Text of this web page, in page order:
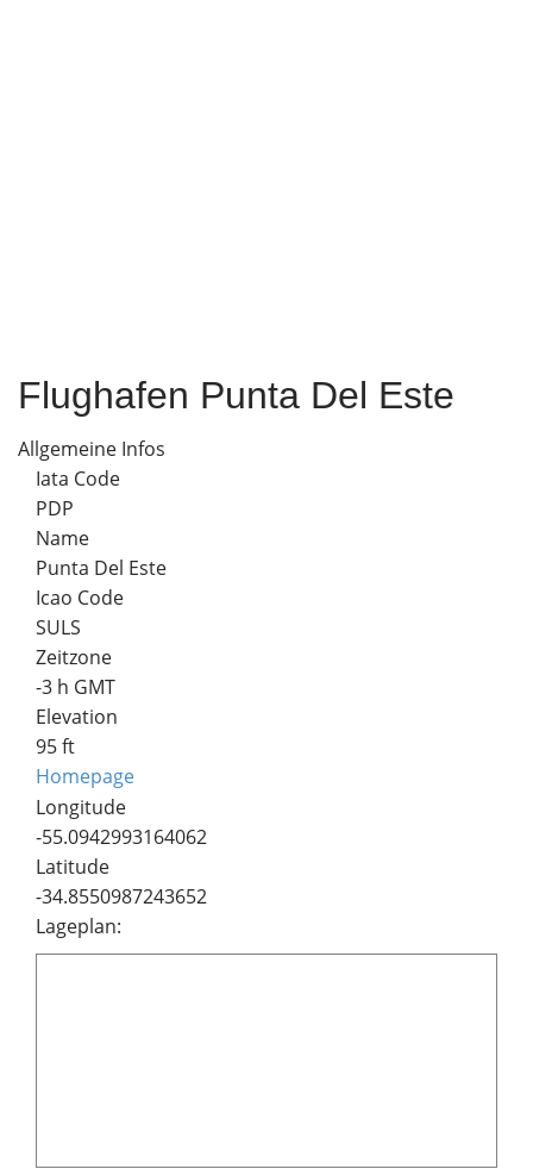
Flughafen Punta Del Este
Allgemeine Infos
Iata Code
PDP
Name
Punta Del Este
Icao Code
SULS
Zeitzone
-3 h GMT
Elevation
95 ft
Homepage
Longitude
-55.0942993164062
Latitude
-34.8550987243652
Lageplan: